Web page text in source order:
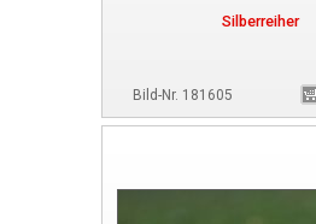
Silberreiher
Bild-Nr. 181605